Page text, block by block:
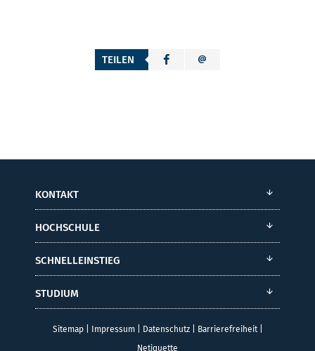
TEILEN
KONTAKT
HOCHSCHULE
SCHNELLEINSTIEG
STUDIUM
Sitemap| Impressum| Datenschutz| Barrierefreiheit|
Netiquette